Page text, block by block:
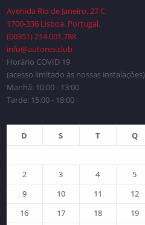
Avenida Rio de Janeiro, 27 C,
1700-336 Lisboa, Portugal.
(00351) 214.001.788
info@autores.club
Horário COVID 19
(acesso limitado às nossas instalações)
Manhã: 10:00 - 13:00
Tarde: 15:00 - 18:00
D S T Q
2
3 4 5
9
10 11 12
16
17 18 19